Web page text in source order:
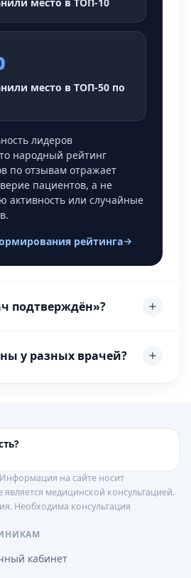
место в ТОП-50 по
лидеров
народный рейтинг
по отзывам отражает
пациентов, а не
активность или случайные
рейтинга
подтверждён»?
у разных врачей?
на сайте носит
медицинской консультацией.
Необходима консультация
кабинет